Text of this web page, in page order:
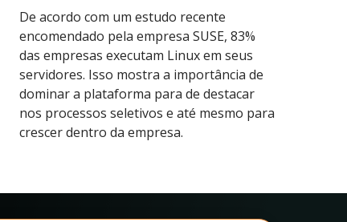
De acordo com um estudo recente
encomendado pela empresa SUSE, 83%
das empresas executam Linux em seus
servidores. Isso mostra a importância de
dominar a plataforma para de destacar
nos processos seletivos e até mesmo para
crescer dentro da empresa.